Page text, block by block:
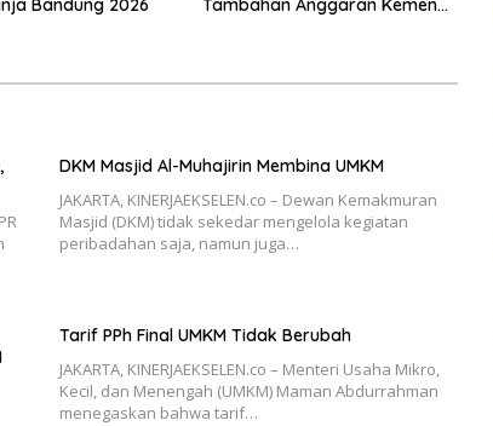
Bandung 2026
Tambahan Anggaran Kemen
DKM Masjid Al-Muhajirin Membina UMKM
JAKARTA, KINERJAEKSELEN.co – Dewan Kemakmuran
Masjid (DKM) tidak sekedar mengelola kegiatan
peribadahan saja, namun juga…
Tarif PPh Final UMKM Tidak Berubah
JAKARTA, KINERJAEKSELEN.co – Menteri Usaha Mikro,
Kecil, dan Menengah (UMKM) Maman Abdurrahman
menegaskan bahwa tarif…